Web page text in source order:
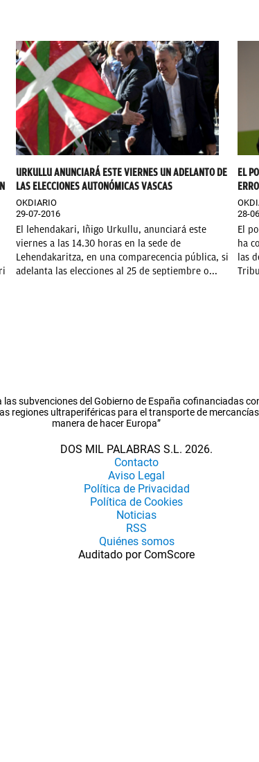
URKULLU ANUNCIARÁ ESTE VIERNES UN ADELANTO DE
LAS ELECCIONES AUTONÓMICAS VASCAS
OKDIARIO
29-07-2016
El lehendakari, Iñigo Urkullu, anunciará este
viernes a las 14.30 horas en la sede de
Lehendakaritza, en una comparecencia pública, si
adelanta las elecciones al 25 de septiembre o...
EL
28-
El
ha
las
las subvenciones del Gobierno de España cofinanciadas
regiones ultraperiféricas para el transporte de mercancías
manera de hacer Europa”
DOS MIL PALABRAS S.L. 2026.
Contacto
Aviso Legal
Política de Privacidad
Política de Cookies
Noticias
RSS
Quiénes somos
Auditado por ComScore